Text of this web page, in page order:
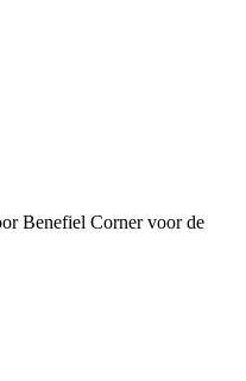
Benefiel Corner voor de